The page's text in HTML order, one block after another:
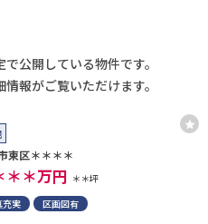
公開している物件です。
報がご覧いただけます。
東区＊＊＊＊
＊＊万円 ＊＊坪
充実
区画図有